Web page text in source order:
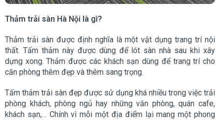
Thảm trải sàn Hà Nội là gì?
Thảm trải sàn được định nghĩa là một vật dụng trang trí nội
thất. Tấm thảm này được dùng để lót sàn nhà sau khi xây
dựng xong. Thảm được các khách sạn dùng để trang trí cho
căn phòng thêm đẹp và thêm sang trọng.
Tấm thảm trải sàn đẹp được sử dụng khá nhiều trong việc trải
phòng khách, phòng ngủ hay những văn phòng, quán cafe,
khách sạn,… Chính vì mỗi một địa điểm lại mang một phong